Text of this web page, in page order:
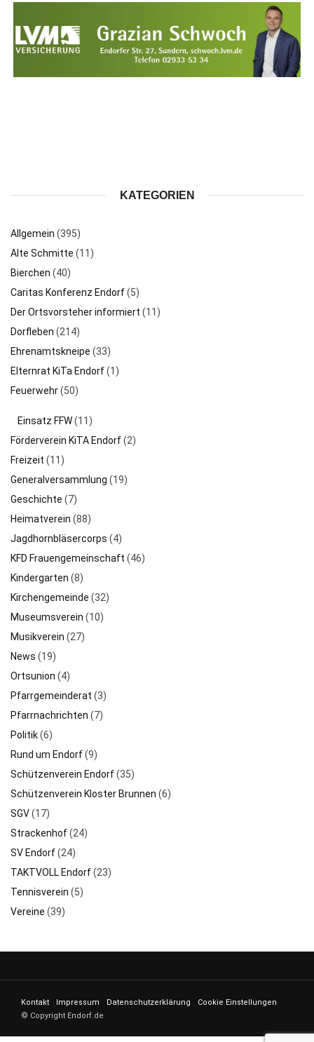
KATEGORIEN
Allgemein (395)
Alte Schmitte (11)
Bierchen (40)
Caritas Konferenz Endorf(5)
Der Ortsvorsteher informiert (11)
Dorfleben (214)
Ehrenamtskneipe (33)
Elternrat KiTa Endorf(1)
Feuerwehr(50)
Einsatz FFW(11)
Förderverein KiTA Endorf(2)
Freizeit (11)
Generalversammlung (19)
Geschichte (7)
Heimatverein (88)
Jagdhornbläsercorps (4)
KFD Frauengemeinschaft (46)
Kindergarten (8)
Kirchengemeinde (32)
Museumsverein (10)
Musikverein (27)
News (19)
Ortsunion (4)
Pfarrgemeinderat (3)
Pfarrnachrichten (7)
Politik(6)
Rund um Endorf(9)
Schützenverein Endorf(35)
Schützenverein Kloster Brunnen (6)
SGV(17)
Strackenhof(24)
SV Endorf(24)
TAKTVOLL Endorf(23)
Tennisverein (5)
Vereine (39)
Kontakt Impressum Datenschutzerklärung
Cookie Einstellungen
© Copyright Endorf.de